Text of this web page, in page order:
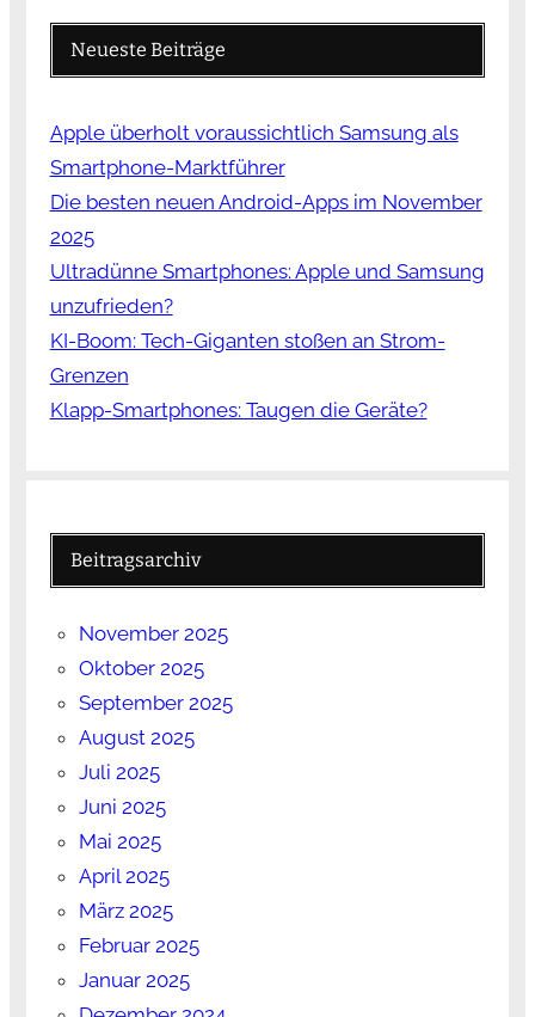
Neueste Beiträge
Apple überholt voraussichtlich Samsung als
Smartphone-Marktführer
Die besten neuen Android-Apps im November
2025
Ultradünne Smartphones: Apple und Samsung
unzufrieden?
KI-Boom: Tech-Giganten stoßen an Strom-
Grenzen
Klapp-Smartphones: Taugen die Geräte?
Beitragsarchiv
November 2025
Oktober 2025
September 2025
August 2025
Juli 2025
Juni 2025
Mai 2025
April 2025
März 2025
Februar 2025
Januar 2025